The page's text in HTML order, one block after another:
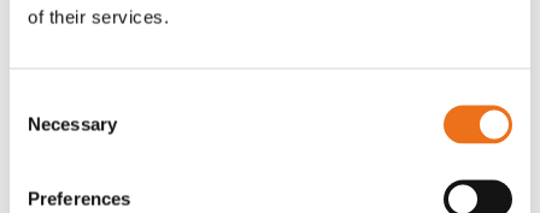
of their services.
Selection
Necessary
Preferences